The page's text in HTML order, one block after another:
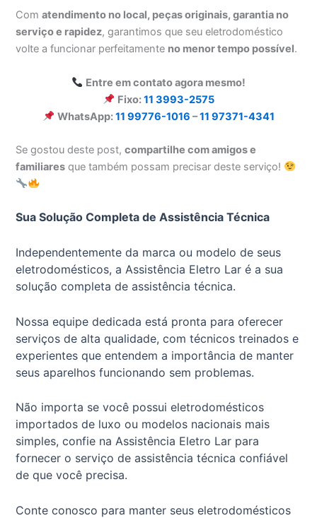
Comatendimento no local, peças originais, garantia no
serviço e rapidez, garantimos que seu eletrodoméstico
volte a funcionar perfeitamente no menor tempo possível.
Entre em contato agora mesmo!
Fixo:11 3993-2575
WhatsApp:11 99776-1016 –11 97371-4341
Se gostou deste post,compartilhe com amigos e
familiares que também possam precisar deste serviço!
Sua Solução Completa de Assistência Técnica
Independentemente da marca ou modelo de seus
eletrodomésticos, a Assistência Eletro Lar é a sua
solução completa de assistência técnica.
Nossa equipe dedicada está pronta para oferecer
serviços de alta qualidade, com técnicos treinados e
experientes que entendem a importância de manter
seus aparelhos funcionando sem problemas.
Não importa se você possui eletrodomésticos
importados de luxo ou modelos nacionais mais
simples, confie na Assistência Eletro Lar para
fornecer o serviço de assistência técnica confiável
de que você precisa.
Conte conosco para manter seus eletrodomésticos